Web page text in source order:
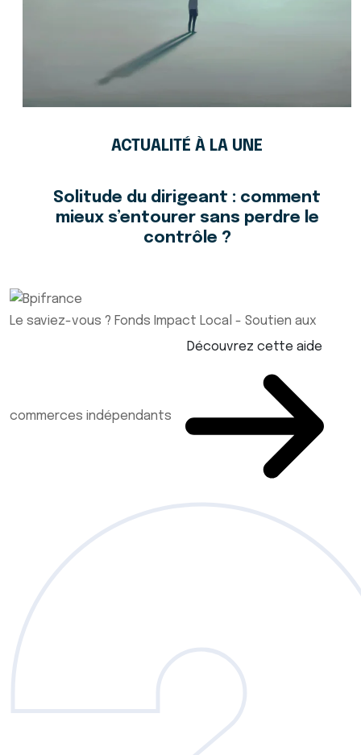
ACTUALITÉ À LA UNE
Solitude du dirigeant : comment
mieux s’entourer sans perdre le
contrôle ?
Le saviez-vous ? Fonds Impact Local - Soutien aux
commerces indépendants
Découvrez cette aide